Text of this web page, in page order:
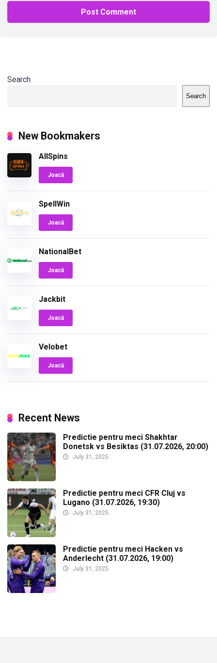
Search
Search
New Bookmakers
AllSpins
Joacă
SpellWin
Joacă
NationalBet
Joacă
Jackbit
Joacă
Velobet
Joacă
Recent News
Predictie pentru meci Shakhtar
Donetsk vs Besiktas (31.07.2026, 20:00)
July 31, 2025
Predictie pentru meci CFR Cluj vs
Lugano (31.07.2026, 19:30)
July 31, 2025
Predictie pentru meci Hacken vs
Anderlecht (31.07.2026, 19:00)
July 31, 2025